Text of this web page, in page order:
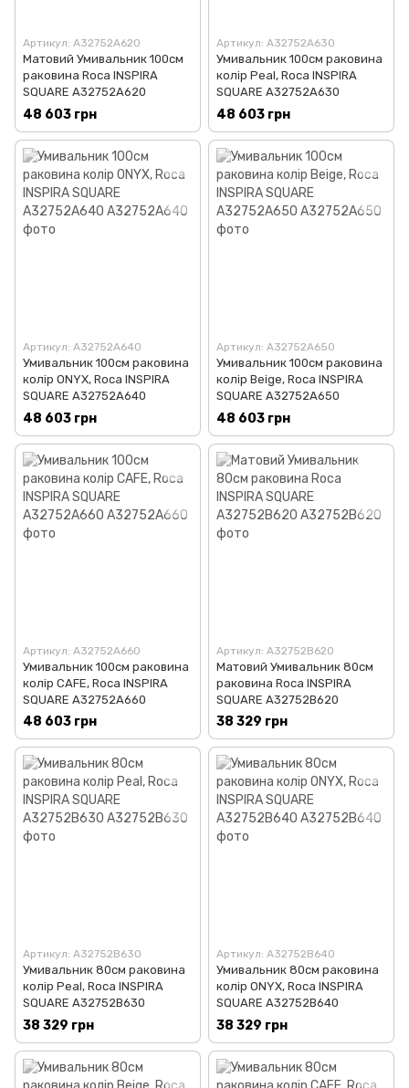
Артикул: A32752A620
Матовий Умивальник 100см
раковина Roca INSPIRA
SQUARE A32752A620
48 603 грн
Артикул: A32752A630
Умивальник 100см раковина
колір Peal, Roca INSPIRA
SQUARE A32752A630
48 603 грн
Артикул: A32752A640
Умивальник 100см раковина
колір ONYX, Roca INSPIRA
SQUARE A32752A640
48 603 грн
Артикул: A32752A650
Умивальник 100см раковина
колір Beige, Roca INSPIRA
SQUARE A32752A650
48 603 грн
Артикул: A32752A660
Умивальник 100см раковина
колір CAFE, Roca INSPIRA
SQUARE A32752A660
48 603 грн
Артикул: A32752B620
Матовий Умивальник 80см
раковина Roca INSPIRA
SQUARE A32752B620
38 329 грн
Артикул: A32752B630
Умивальник 80см раковина
колір Peal, Roca INSPIRA
SQUARE A32752B630
38 329 грн
Артикул: A32752B640
Умивальник 80см раковина
колір ONYX, Roca INSPIRA
SQUARE A32752B640
38 329 грн